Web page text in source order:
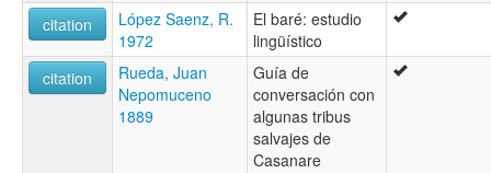
citation
López Saenz, R.
1972
El baré: estudio
lingüístico
citation
Rueda, Juan
Nepomuceno
1889
Guía de
conversación con
algunas tribus
salvajes de
Casanare